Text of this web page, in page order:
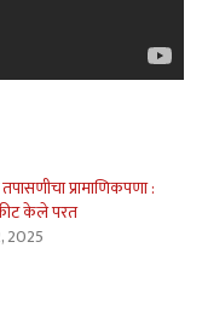
प्रामाणिकपणा :
केले परत
2025